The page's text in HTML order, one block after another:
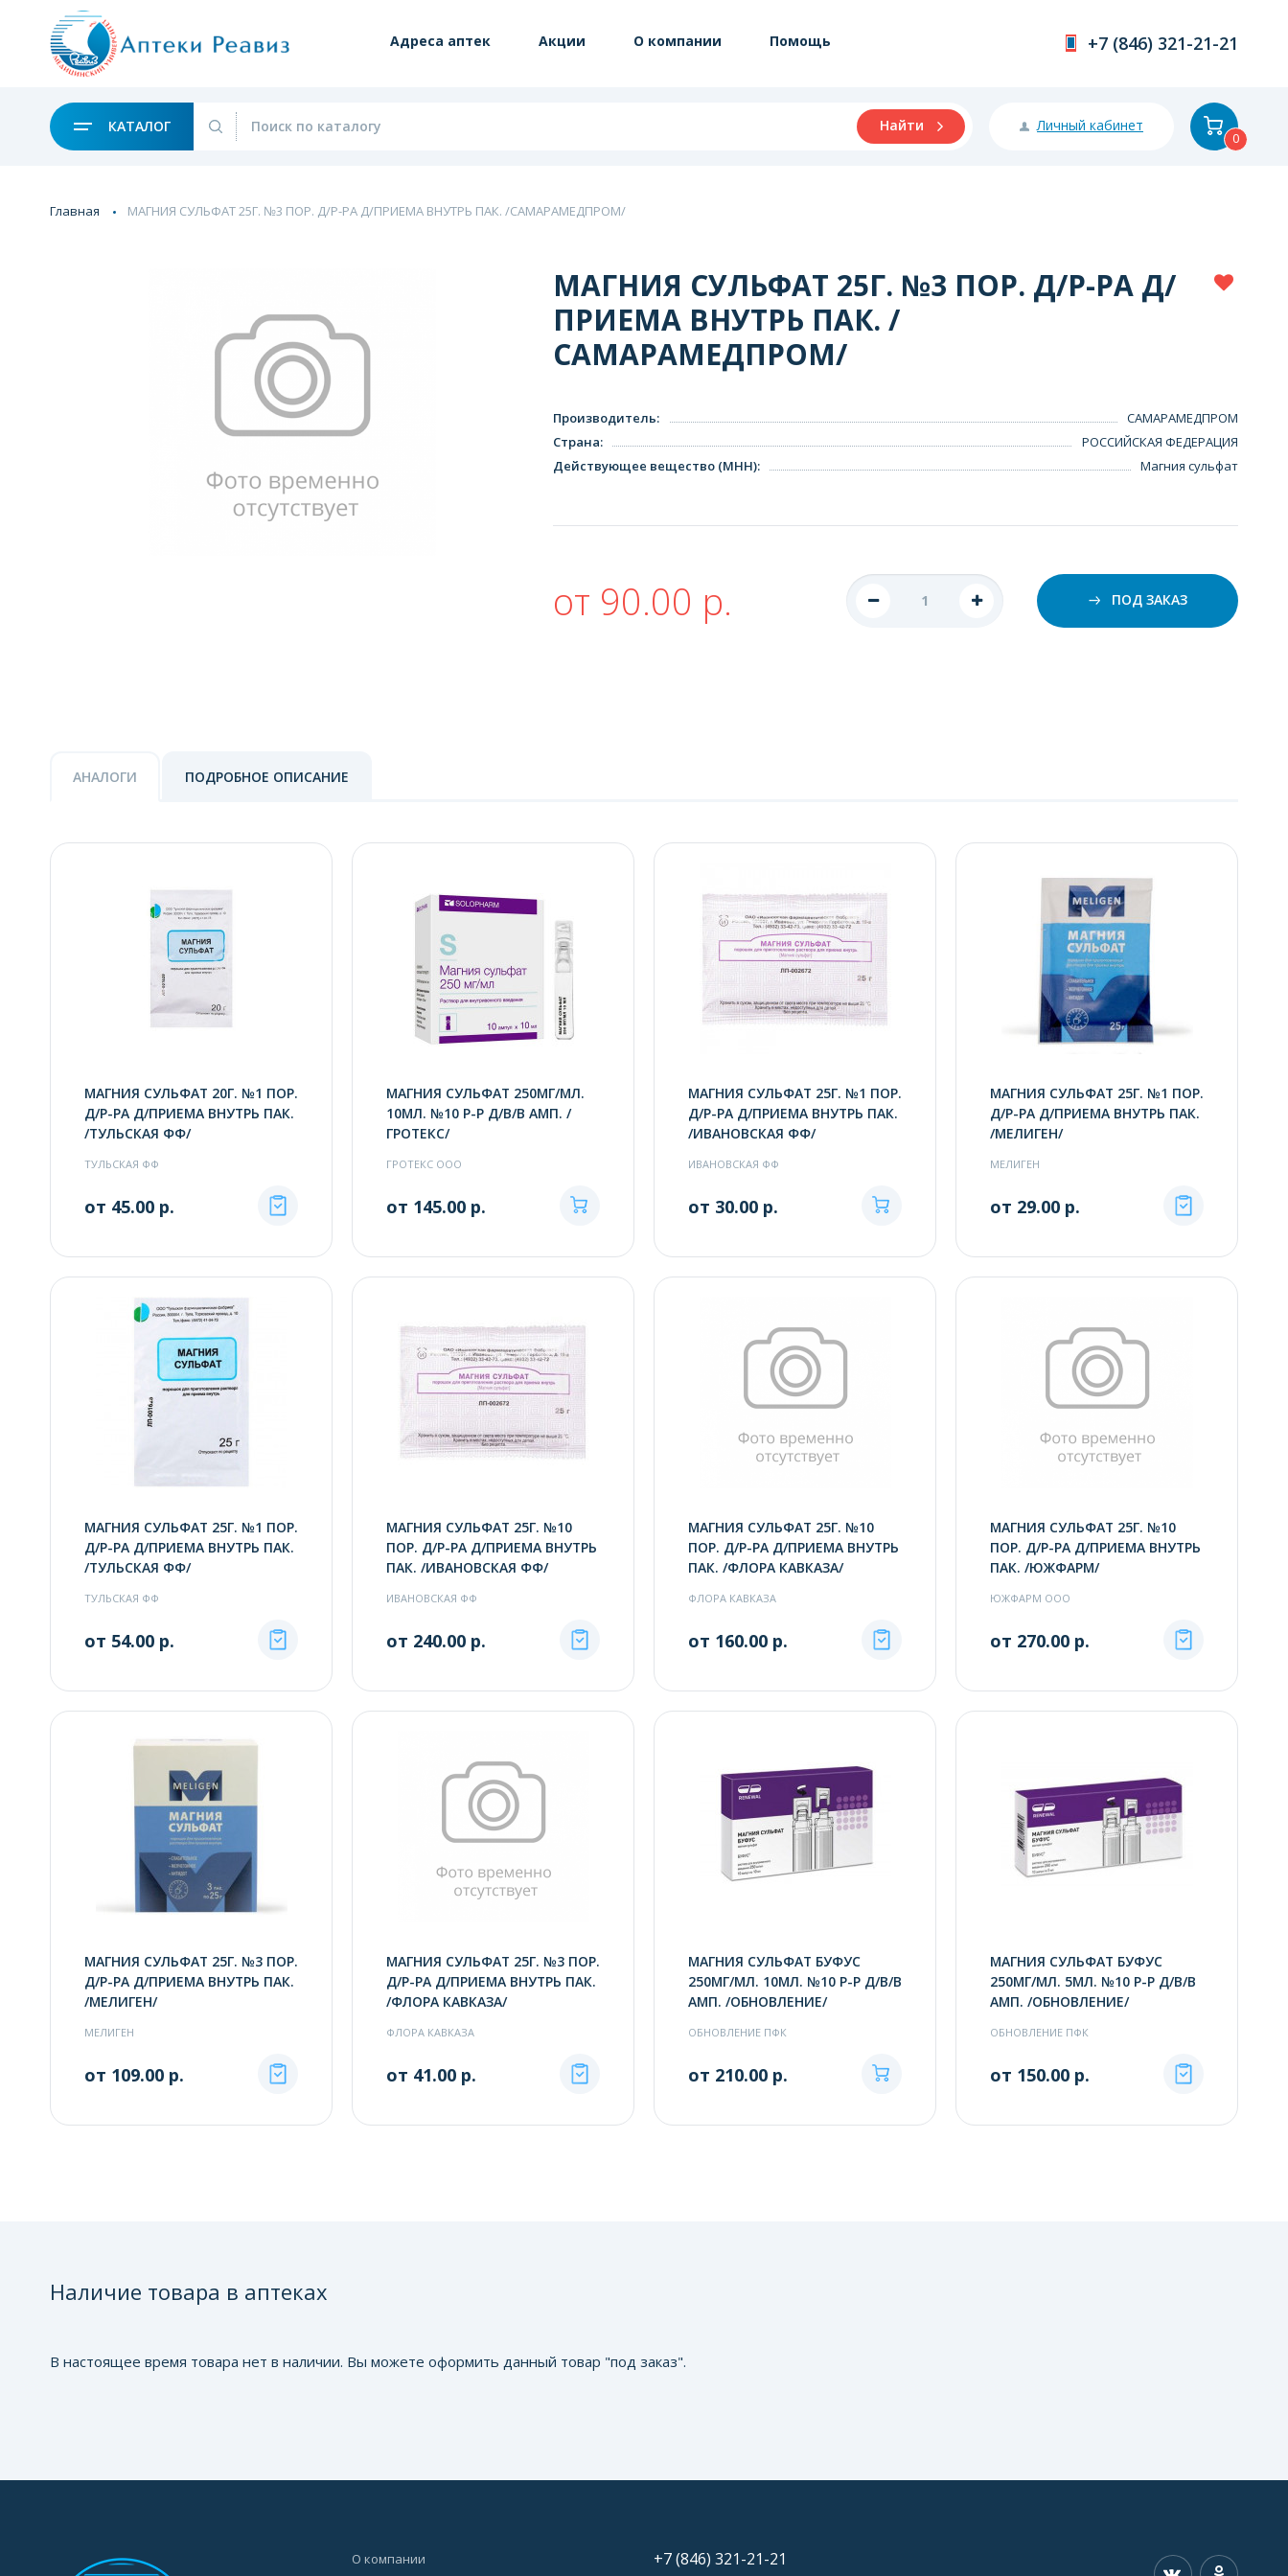
Адреса аптек Акции О компании Помощь +7 (846) 321-21-21
КАТАЛОГ Найти Личный кабинет
0
Главная МАГНИЯ СУЛЬФАТ 25Г. №3 ПОР. Д/Р-РА Д/ПРИЕМА ВНУТРЬ ПАК. /САМАРАМЕДПРОМ/
МАГНИЯ СУЛЬФАТ 25Г. №3 ПОР. Д/Р-РА Д/
ПРИЕМА ВНУТРЬ ПАК. /
САМАРАМЕДПРОМ/
Производитель:
САМАРАМЕДПРОМ
Страна:
РОССИЙСКАЯ ФЕДЕРАЦИЯ
Действующее вещество (МНН): Магния сульфат
от 90.00 р. ПОД ЗАКАЗ
АНАЛОГИ ПОДРОБНОЕ ОПИСАНИЕ
МАГНИЯ СУЛЬФАТ 20Г. №1 ПОР.
Д/Р-РА Д/ПРИЕМА ВНУТРЬ ПАК.
/ТУЛЬСКАЯ ФФ/
ТУЛЬСКАЯ ФФ
от 45.00 р.
МАГНИЯ СУЛЬФАТ 250МГ/МЛ.
10МЛ. №10 Р-Р Д/В/В АМП. /
ГРОТЕКС/
ГРОТЕКС ООО
от 145.00 р.
МАГНИЯ СУЛЬФАТ 25Г. №1 ПОР.
Д/Р-РА Д/ПРИЕМА ВНУТРЬ ПАК.
/ИВАНОВСКАЯ ФФ/
ИВАНОВСКАЯ ФФ
от 30.00 р.
МАГНИЯ СУЛЬФАТ 25Г. №1 ПОР.
Д/Р-РА Д/ПРИЕМА ВНУТРЬ ПАК.
/МЕЛИГЕН/
МЕЛИГЕН
от 29.00 р.
МАГНИЯ СУЛЬФАТ 25Г. №1 ПОР.
Д/Р-РА Д/ПРИЕМА ВНУТРЬ ПАК.
/ТУЛЬСКАЯ ФФ/
ТУЛЬСКАЯ ФФ
от 54.00 р.
МАГНИЯ СУЛЬФАТ 25Г. №10
ПОР. Д/Р-РА Д/ПРИЕМА ВНУТРЬ
ПАК. /ИВАНОВСКАЯ ФФ/
ИВАНОВСКАЯ ФФ
от 240.00 р.
МАГНИЯ СУЛЬФАТ 25Г. №10
ПОР. Д/Р-РА Д/ПРИЕМА ВНУТРЬ
ПАК. /ФЛОРА КАВКАЗА/
ФЛОРА КАВКАЗА
от 160.00 р.
МАГНИЯ СУЛЬФАТ 25Г. №10
ПОР. Д/Р-РА Д/ПРИЕМА ВНУТРЬ
ПАК. /ЮЖФАРМ/
ЮЖФАРМ ООО
от 270.00 р.
МАГНИЯ СУЛЬФАТ 25Г. №3 ПОР.
Д/Р-РА Д/ПРИЕМА ВНУТРЬ ПАК.
/МЕЛИГЕН/
МЕЛИГЕН
от 109.00 р.
МАГНИЯ СУЛЬФАТ 25Г. №3 ПОР.
Д/Р-РА Д/ПРИЕМА ВНУТРЬ ПАК.
/ФЛОРА КАВКАЗА/
ФЛОРА КАВКАЗА
от 41.00 р.
МАГНИЯ СУЛЬФАТ БУФУС
250МГ/МЛ. 10МЛ. №10 Р-Р Д/В/В
АМП. /ОБНОВЛЕНИЕ/
ОБНОВЛЕНИЕ ПФК
от 210.00 р.
МАГНИЯ СУЛЬФАТ БУФУС
250МГ/МЛ. 5МЛ. №10 Р-Р Д/В/В
АМП. /ОБНОВЛЕНИЕ/
ОБНОВЛЕНИЕ ПФК
от 150.00 р.
Наличие товара в аптеках
В настоящее время товара нет в наличии. Вы можете оформить данный товар "под заказ".
О компании +7 (846) 321-21-21